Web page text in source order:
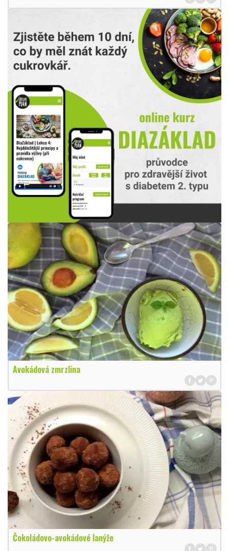
Avokádová zmrzlina
Čokoládovo-avokádové lanýže